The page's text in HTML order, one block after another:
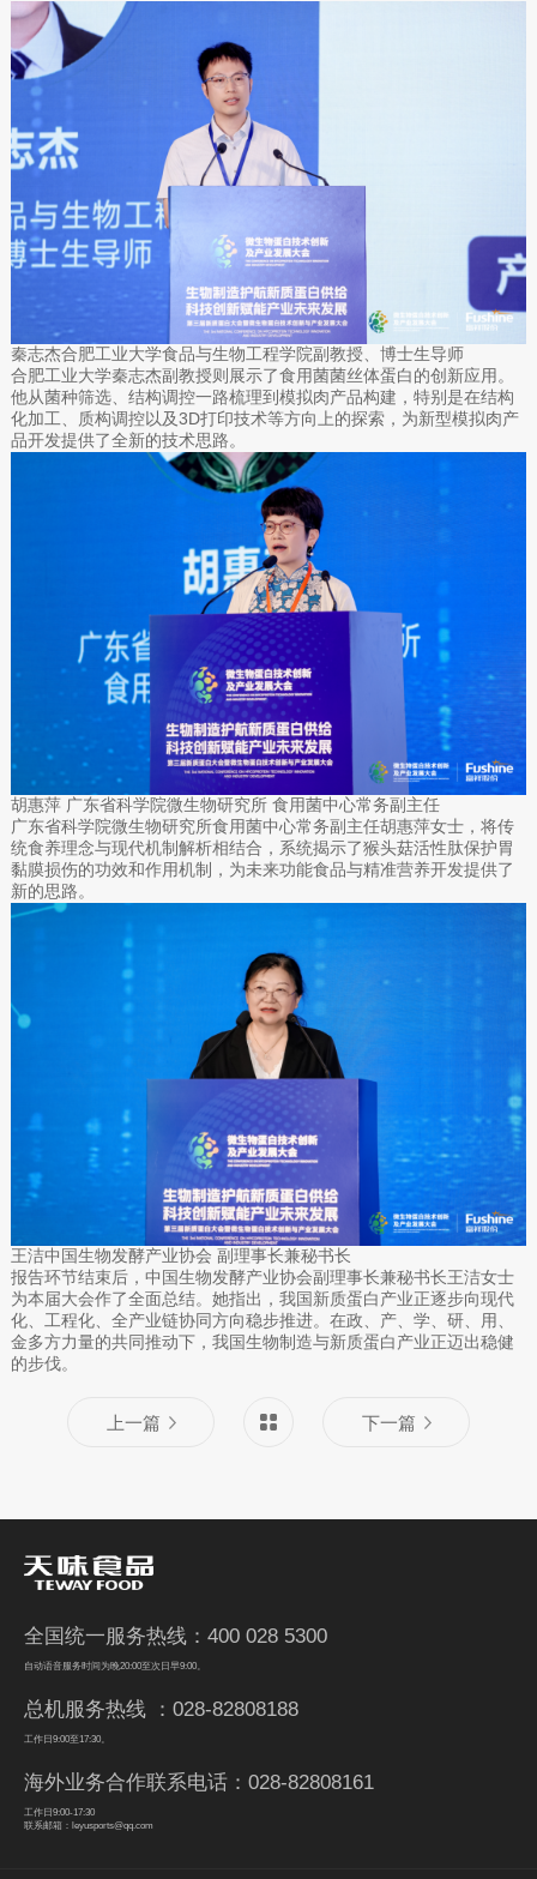
秦志杰合肥工业大学食品与生物工程学院副教授、博士生导师
合肥工业大学秦志杰副教授则展示了食用菌菌丝体蛋白的创新应用。
他从菌种筛选、结构调控一路梳理到模拟肉产品构建，特别是在结构
化加工、质构调控以及3D打印技术等方向上的探索，为新型模拟肉产
品开发提供了全新的技术思路。
胡惠萍 广东省科学院微生物研究所 食用菌中心常务副主任
广东省科学院微生物研究所食用菌中心常务副主任胡惠萍女士，将传
统食养理念与现代机制解析相结合，系统揭示了猴头菇活性肽保护胃
黏膜损伤的功效和作用机制，为未来功能食品与精准营养开发提供了
新的思路。
王洁中国生物发酵产业协会 副理事长兼秘书长
报告环节结束后，中国生物发酵产业协会副理事长兼秘书长王洁女士
为本届大会作了全面总结。她指出，我国新质蛋白产业正逐步向现代
化、工程化、全产业链协同方向稳步推进。在政、产、学、研、用、
金多方力量的共同推动下，我国生物制造与新质蛋白产业正迈出稳健
的步伐。
上一篇 下一篇
全国统一服务热线：400 028 5300
自动语音服务时间为晚20:00至次日早9:00。
总机服务热线 ：028-82808188
工作日9:00至17:30。
海外业务合作联系电话：028-82808161
工作日9:00-17:30
联系邮箱：leyusports@qq.com